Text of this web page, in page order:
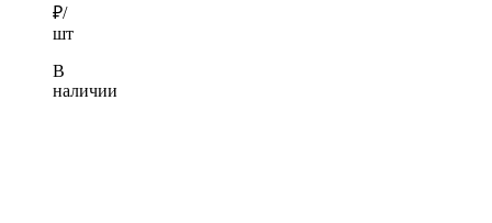
₽/
шт
В
наличии